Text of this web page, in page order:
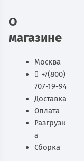
О
магазине
Москва
+7(800)
707-19-94
Доставка
Оплата
Разгрузк
а
Сборка